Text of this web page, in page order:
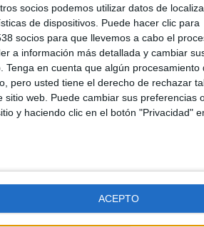
socios podemos utilizar datos de
de dispositivos. Puede hacer clic para
socios para que llevemos a cabo el
a información más detallada y cambiar
Tenga en cuenta que algún procesamiento
pero usted tiene el derecho de rechazar
web. Puede cambiar sus preferencias
y haciendo clic en el botón "Privacidad"
ACEPTO
que
de
FICHA
Andrea
Director...